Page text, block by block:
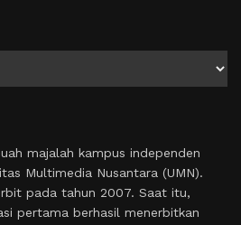
majalah kampus independen
Multimedia Nusantara (UMN).
pada tahun 2007. Saat itu,
pertama berhasil menerbitkan